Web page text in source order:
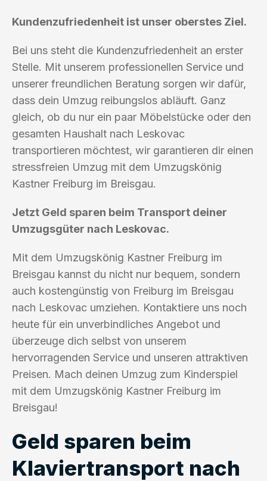
Kundenzufriedenheit ist unser oberstes Ziel.
Bei uns steht die Kundenzufriedenheit an erster
Stelle. Mit unserem professionellen Service und
unserer freundlichen Beratung sorgen wir dafür,
dass dein Umzug reibungslos abläuft. Ganz
gleich, ob du nur ein paar Möbelstücke oder den
gesamten Haushalt nach Leskovac
transportieren möchtest, wir garantieren dir einen
stressfreien Umzug mit dem Umzugskönig
Kastner Freiburg im Breisgau.
Jetzt Geld sparen beim Transport deiner
Umzugsgüter nach Leskovac.
Mit dem Umzugskönig Kastner Freiburg im
Breisgau kannst du nicht nur bequem, sondern
auch kostengünstig von Freiburg im Breisgau
nach Leskovac umziehen. Kontaktiere uns noch
heute für ein unverbindliches Angebot und
überzeuge dich selbst von unserem
hervorragenden Service und unseren attraktiven
Preisen. Mach deinen Umzug zum Kinderspiel
mit dem Umzugskönig Kastner Freiburg im
Breisgau!
Geld sparen beim
Klaviertransport nach